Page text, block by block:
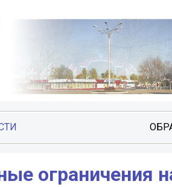
ограничения